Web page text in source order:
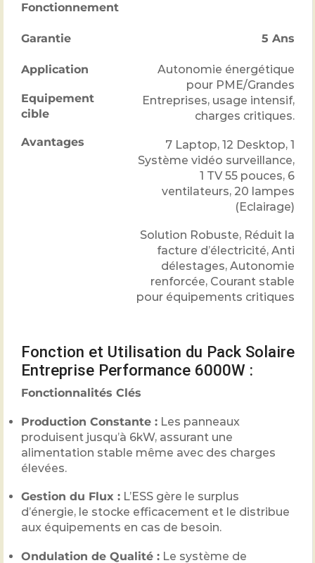
Fonctionnement
Garantie 5 Ans
Application
Equipement
cible
Avantages
Autonomie énergétique
pour PME/Grandes
Entreprises, usage intensif,
charges critiques.
7 Laptop, 12 Desktop, 1
Système vidéo surveillance,
1 TV 55 pouces, 6
ventilateurs, 20 lampes
(Eclairage)
Solution Robuste, Réduit la
facture d’électricité, Anti
délestages, Autonomie
renforcée, Courant stable
pour équipements critiques
Fonction et Utilisation du Pack Solaire
Entreprise Performance 6000W :
Fonctionnalités Clés
Production Constante : Les panneaux
produisent jusqu’à 6kW, assurant une
alimentation stable même avec des charges
élevées.
Gestion du Flux : L’ESS gère le surplus
d’énergie, le stocke efficacement et le distribue
aux équipements en cas de besoin.
Ondulation de Qualité : Le système de